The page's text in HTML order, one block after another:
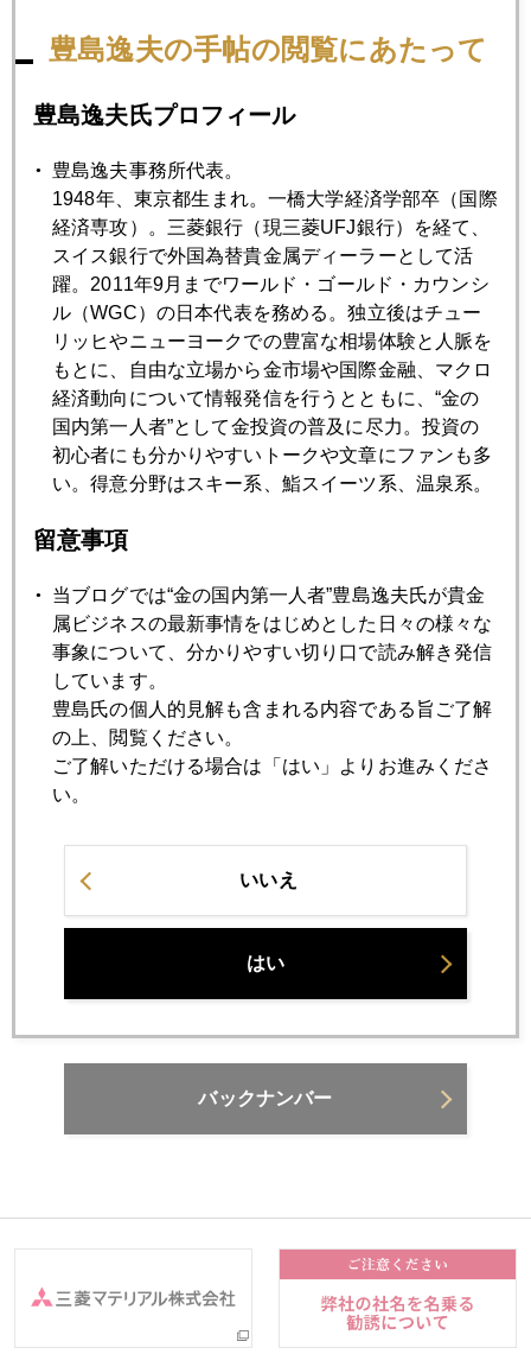
株、債券などの伝統的資産のみで足り、金などのヘッジ資産
金利水準の是正に止まるが、利上げピッチが０．５％刻みで
拡大したり、３％を超えて加速が予想されるようだと、金に
は売りプレッシャーがかかろう。相場も短期的に４００ドル
を割り込むような事態も想定される。そこまで安くなれば、
直ちに現物買いが集中し、買い支えられるだろうが。（ この
項、次週に続く）
2004年
1月 2月 3月 4月 5月 6月
2004年12月24日
２００５年の金価格展望（後編）
2004年12月17日
２００５年の金価格展望（前編）
やっと急落
2004年12月06日
バックナンバー
豊島逸夫の手帖の閲覧にあたって
豊島逸夫氏プロフィール
豊島逸夫事務所代表。
1948年、東京都生まれ。一橋大学経済学部卒（国際
経済専攻）。三菱銀行（現三菱UFJ銀行）を経て、
スイス銀行で外国為替貴金属ディーラーとして活
躍。2011年9月までワールド・ゴールド・カウンシ
ル（WGC）の日本代表を務める。独立後はチュー
リッヒやニューヨークでの豊富な相場体験と人脈を
もとに、自由な立場から金市場や国際金融、マクロ
経済動向について情報発信を行うとともに、“金の
国内第一人者”として金投資の普及に尽力。投資の
初心者にも分かりやすいトークや文章にファンも多
い。得意分野はスキー系、鮨スイーツ系、温泉系。
留意事項
当ブログでは“金の国内第一人者”豊島逸夫氏が貴金
属ビジネスの最新事情をはじめとした日々の様々な
事象について、分かりやすい切り口で読み解き発信
しています。
豊島氏の個人的見解も含まれる内容である旨ご了解
の上、閲覧ください。
ご了解いただける場合は「はい」よりお進みくださ
い。
いいえ
はい